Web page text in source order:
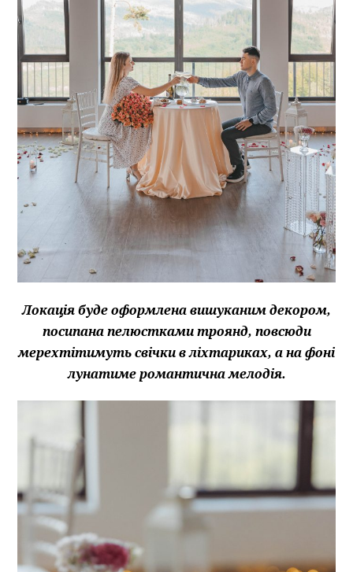
Локація буде оформлена вишуканим декором,
посипана пелюстками троянд, повсюди
мерехтітимуть свічки в ліхтариках, а на фоні
лунатиме романтична мелодія.